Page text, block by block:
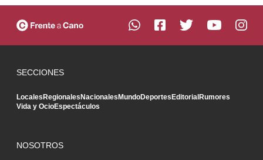
SECCIONES
LocalesRegionalesNacionalesMundoDeportesEditorialRumores
Vida y OcioEspectáculos
NOSOTROS